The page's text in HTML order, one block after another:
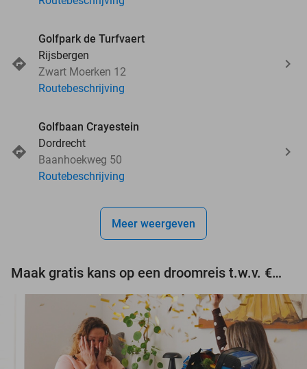
Golfpark de Turfvaert
Rijsbergen
Zwart Moerken 12
Routebeschrijving
Golfbaan Crayestein
Dordrecht
Baanhoekweg 50
Routebeschrijving
Meer weergeven
Maak gratis kans op een droomreis t.w.v. €3.000!